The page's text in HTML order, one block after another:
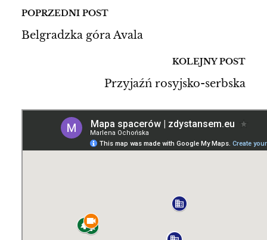
POPRZEDNI POST
Belgradzka góra Avala
KOLEJNY POST
Przyjaźń rosyjsko-serbska